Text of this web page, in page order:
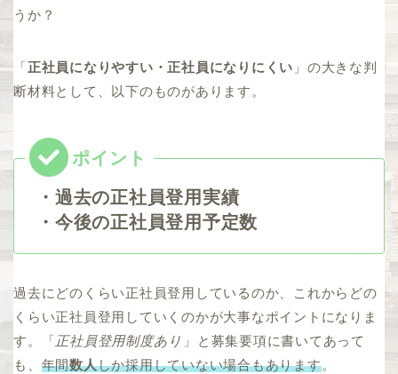
うか？
「 正社員になりやすい・正社員になりにくい 」の大きな判
断材料として、以下のものがあります。
・過去の正社員登用実績
・今後の正社員登用予定数
過去にどのくらい正社員登用しているのか、これからどの
くらい正社員登用していくのかが大事なポイントになりま
す。「 正社員登用制度あり 」と募集要項に書いてあって
も、 年間数人しか採用していない場合もあります。